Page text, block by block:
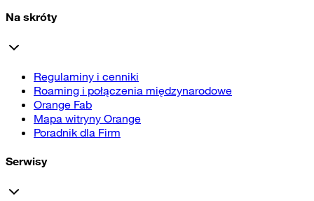
Na skróty
Regulaminy i cenniki
Roaming i połączenia międzynarodowe
Orange Fab
Mapa witryny Orange
Poradnik dla Firm
Serwisy